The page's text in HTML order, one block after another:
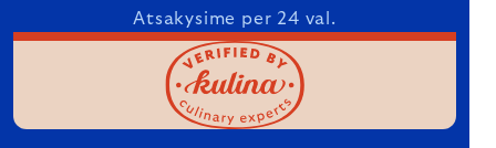
Atsakysime per 24 val.